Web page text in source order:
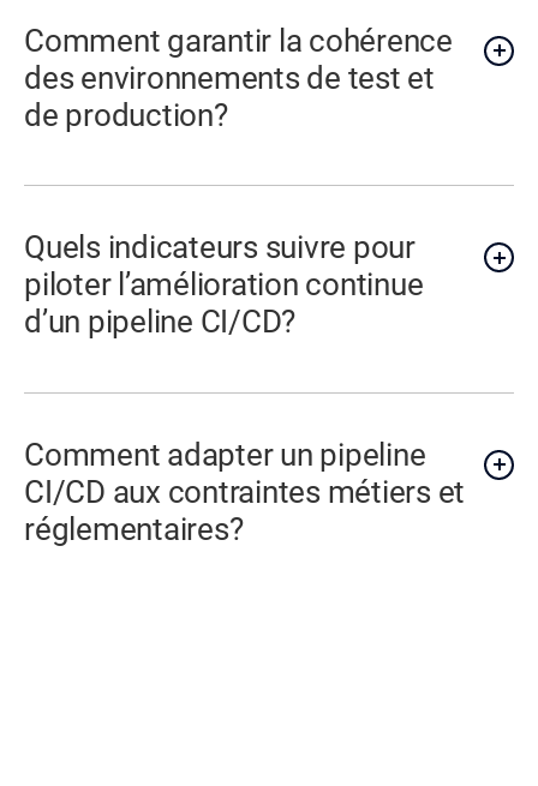
Comment garantir la cohérence
des environnements de test et
de production?
Quels indicateurs suivre pour
piloter l’amélioration continue
d’un pipeline CI/CD?
Comment adapter un pipeline
CI/CD aux contraintes métiers et
réglementaires?